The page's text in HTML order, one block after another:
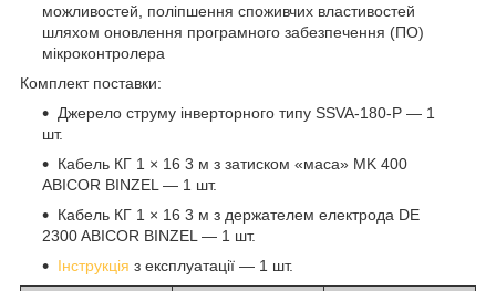
можливостей, поліпшення споживчих властивостей
шляхом оновлення програмного забезпечення (ПО)
мікроконтролера
Комплект поставки:
Джерело струму інверторного типу SSVA-180-P ― 1
шт.
Кабель КГ 1 × 16 3 м з затиском «маса» MK 400
ABICOR BINZEL ― 1 шт.
Кабель КГ 1 × 16 3 м з держателем електрода DE
2300 ABICOR BINZEL ― 1 шт.
Інструкція з експлуатації ― 1 шт.